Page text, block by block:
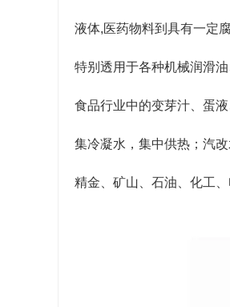
液体,医药物料到具有一定
特别透用于各种机械润滑
食品行业中的变芽汁、蛋
集冷凝水，集中供热；汽
精金、矿山、石油、化工